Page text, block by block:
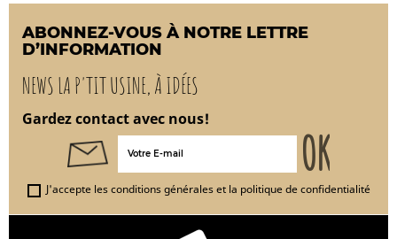
ABONNEZ-VOUS À NOTRE LETTRE
D’INFORMATION
NEWS LA P'TIT USINE, À IDÉES
Gardez contact avec nous!
J'accepte les conditions générales et la politique de confidentialité